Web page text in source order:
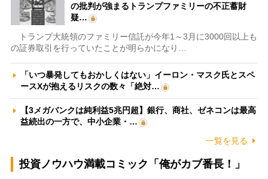
の批判が強まるトランプファミリーの不正蓄財
疑…
トランプ大統領のファミリー信託が今年1～3月に3000回以上も
の証券取引を行っていたことが明らかになり…
「いつ暴発してもおかしくはない」イーロン・マスク氏とスペ
ースXが抱えるリスクの数々「絶対…
【3メガバンクは純利益5兆円超】銀行、商社、ゼネコンは最高
益続出の一方で、中小企業・…
一覧を見る
投資ノウハウ満載コミック「俺がカブ番長！」